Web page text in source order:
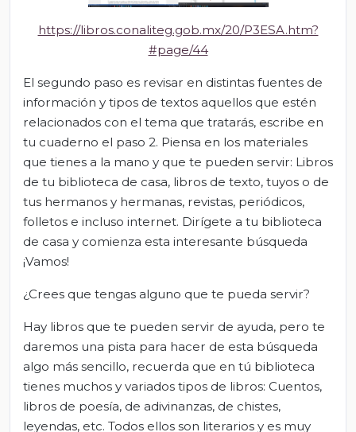
https://libros.conaliteg.gob.mx/20/P3ESA.htm?
#page/44
El segundo paso es revisar en distintas fuentes de
información y tipos de textos aquellos que estén
relacionados con el tema que tratarás, escribe en
tu cuaderno el paso 2. Piensa en los materiales
que tienes a la mano y que te pueden servir: Libros
de tu biblioteca de casa, libros de texto, tuyos o de
tus hermanos y hermanas, revistas, periódicos,
folletos e incluso internet. Dirígete a tu biblioteca
de casa y comienza esta interesante búsqueda
¡Vamos!
¿Crees que tengas alguno que te pueda servir?
Hay libros que te pueden servir de ayuda, pero te
daremos una pista para hacer de esta búsqueda
algo más sencillo, recuerda que en tú biblioteca
tienes muchos y variados tipos de libros: Cuentos,
libros de poesía, de adivinanzas, de chistes,
leyendas, etc. Todos ellos son literarios y es muy